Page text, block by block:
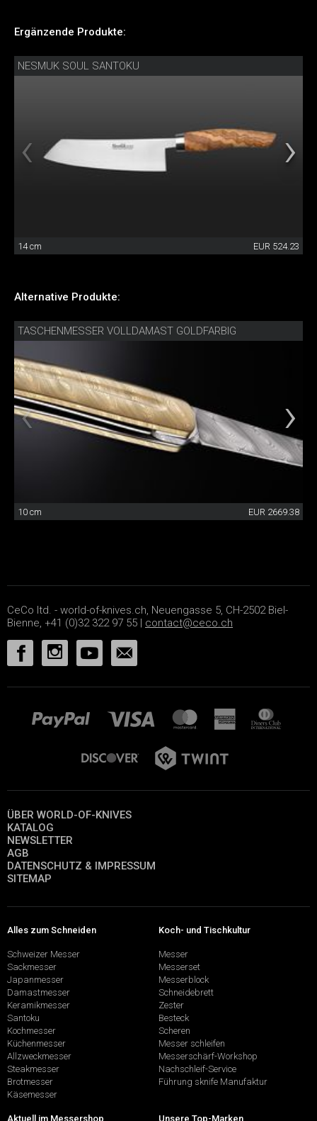
Ergänzende Produkte:
NESMUK SOUL SANTOKU
14 cm EUR 524.23
Alternative Produkte:
TASCHENMESSER VOLLDAMAST GOLDFARBIG
10 cm EUR 2669.38
CeCo ltd. - world-of-knives.ch, Neuengasse 5, CH-2502 Biel-
Bienne, +41 (0)32 322 97 55 | contact@ceco.ch
ÜBER WORLD-OF-KNIVES
KATALOG
NEWSLETTER
AGB
DATENSCHUTZ & IMPRESSUM
SITEMAP
Alles zum Schneiden
Schweizer Messer
Sackmesser
Japanmesser
Damastmesser
Keramikmesser
Santoku
Kochmesser
Küchenmesser
Allzweckmesser
Steakmesser
Brotmesser
Käsemesser
Koch- und Tischkultur
Messer
Messerset
Messerblock
Schneidebrett
Zester
Besteck
Scheren
Messer schleifen
Messerschärf-Workshop
Nachschleif-Service
Führung sknife Manufaktur
Aktuell im Messershop Unsere Top-Marken